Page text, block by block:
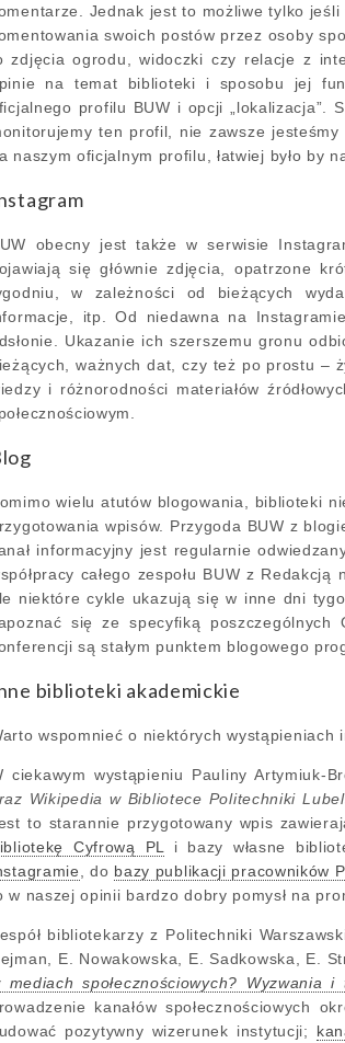
Jednak jest to możliwe tylko
swoich postów przez osoby
zdjęcia ogrodu, widoczki czy relacje z
na temat biblioteki i sposobu jej
profilu BUW i opcji „lokalizacja”.
ten profil, nie zawsze
naszym oficjalnym profilu, łatwiej było by
obecny jest także w serwisie
się głównie zdjęcia, opatrzone
w zależności od bieżących
itp. Od niedawna na
Ukazanie ich szerszemu gronu
ważnych dat, czy też po prostu –
i różnorodności materiałów
wielu atutów blogowania, biblioteki
wpisów. Przygoda BUW z
informacyjny jest regularnie
całego zespołu BUW z
niektóre cykle ukazują się w inne dni
się ze specyfiką poszczególnych
są stałym punktem blogowego
biblioteki akademickie
wspomnieć o niektórych wystąpieniach
ciekawym wystąpieniu Pauliny Artymiuk-
Wikipedia w Bibliotece Politechniki
to starannie przygotowany wpis
Cyfrową PL
i bazy własne
, do bazy publikacji pracowników
w naszej opinii bardzo dobry pomysł na
bibliotekarzy z Politechniki
E. Nowakowska, E. Sadkowska, E.
mediach społecznościowych? Wyzwania
kanałów społecznościowych
pozytywny wizerunek instytucji;